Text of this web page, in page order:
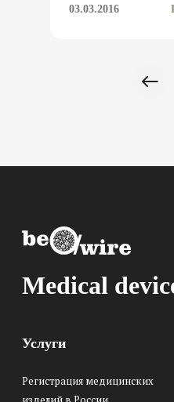
03.03.2016
Medical
Услуги
Регистрация медицинских